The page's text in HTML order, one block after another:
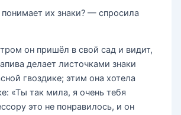
их знаки? — спросила
он пришёл в свой сад и видит,
делает листочками знаки
гвоздике; этим она хотела
«Ты так мила, я очень тебя
это не понравилось, и он